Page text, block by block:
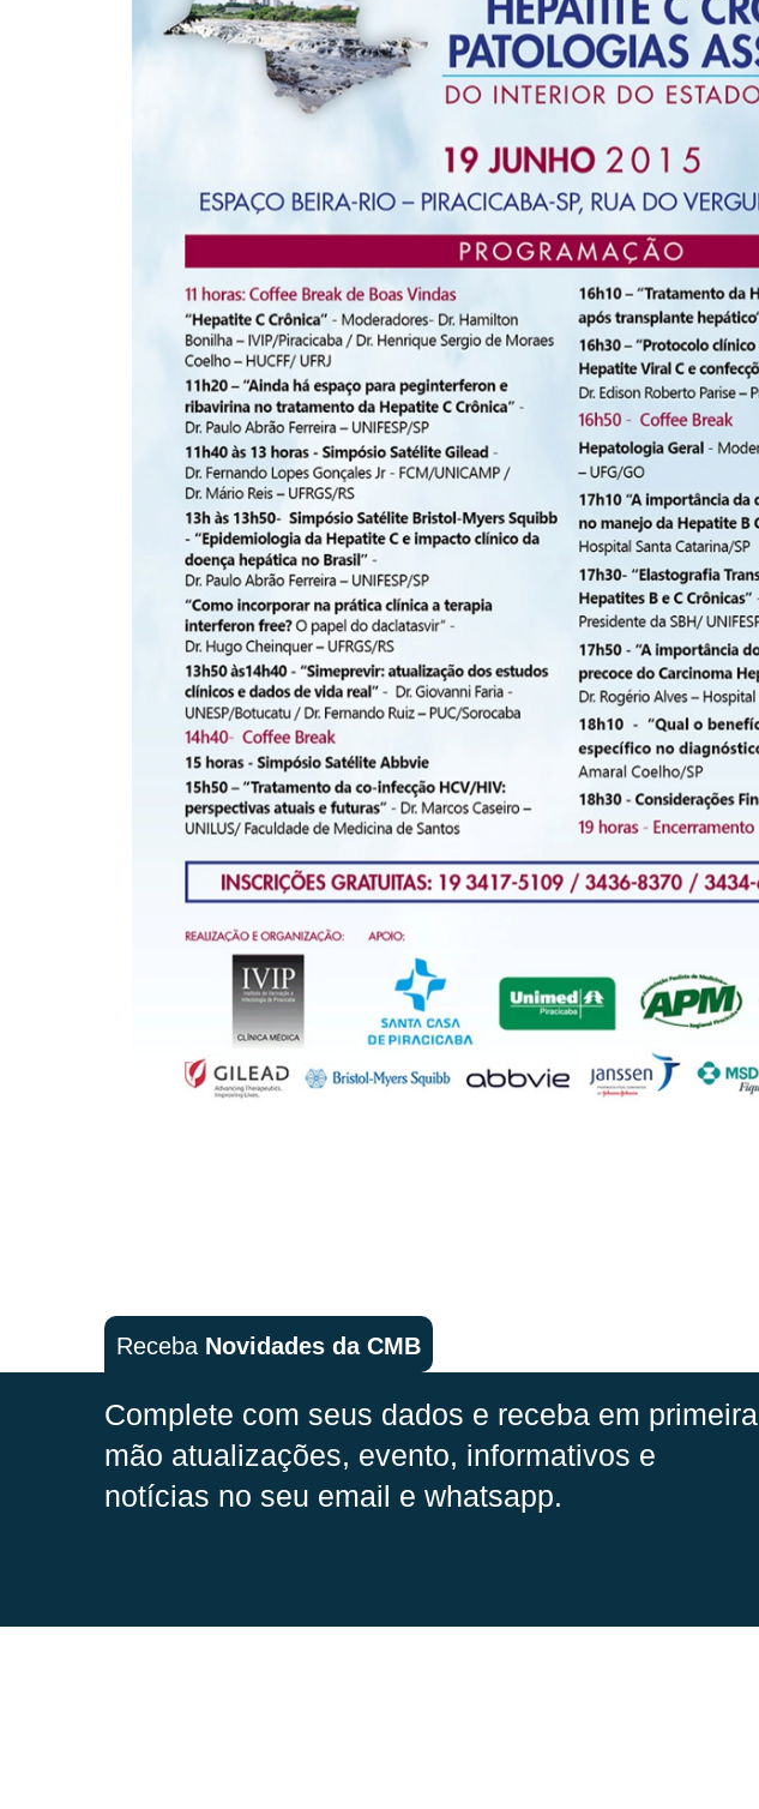
Receba Novidades da CMB
Complete com seus dados e receba em primeira
mão atualizações, evento, informativos e
notícias no seu email e whatsapp.